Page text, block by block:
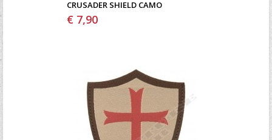
CRUSADER SHIELD CAMO
€ 7,90